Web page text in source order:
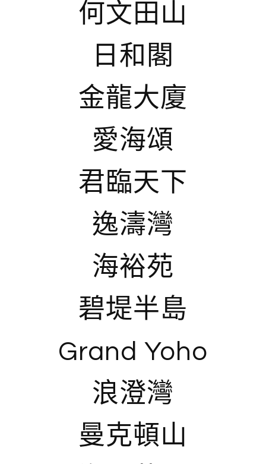
何文田山
日和閣
金龍大廈
愛海頌
君臨天下
逸濤灣
海裕苑
碧堤半島
Grand Yoho
浪澄灣
曼克頓山